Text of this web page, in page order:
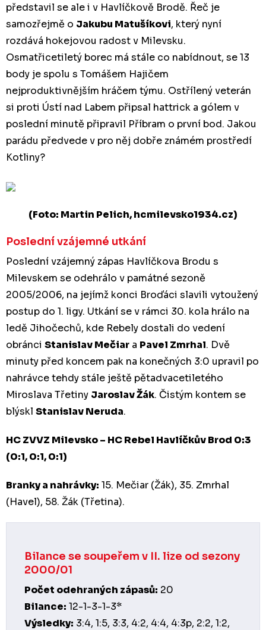
představil se ale i v Havlíčkově Brodě. Řeč je
samozřejmě o Jakubu Matušíkovi, který nyní
rozdává hokejovou radost v Milevsku.
Osmatřicetiletý borec má stále co nabídnout, se 13
body je spolu s Tomášem Hajičem
nejproduktivnějším hráčem týmu. Ostřílený veterán
si proti Ústí nad Labem připsal hattrick a gólem v
poslední minutě připravil Příbram o první bod. Jakou
parádu předvede v pro něj dobře známém prostředí
Kotliny?
(Foto: Martin Pelich, hcmilevsko1934.cz)
Poslední vzájemné utkání
Poslední vzájemný zápas Havlíčkova Brodu s
Milevskem se odehrálo v památné sezoně
2005/2006, na jejímž konci Broďáci slavili vytoužený
postup do 1. ligy. Utkání se v rámci 30. kola hrálo na
ledě Jihočechů, kde Rebely dostali do vedení
obránci Stanislav Mečiar a Pavel Zmrhal. Dvě
minuty před koncem pak na konečných 3:0 upravil po
nahrávce tehdy stále ještě pětadvacetiletého
Miroslava Třetiny Jaroslav Žák. Čistým kontem se
blýskl Stanislav Neruda.
HC ZVVZ Milevsko – HC Rebel Havlíčkův Brod 0:3
(0:1, 0:1, 0:1)
Branky a nahrávky: 15. Mečiar (Žák), 35. Zmrhal
(Havel), 58. Žák (Třetina).
Bilance se soupeřem v II. lize od sezony
2000/01
Počet odehraných zápasů: 20
Bilance: 12-1-3-1-3*
Výsledky: 3:4, 1:5, 3:3, 4:2, 4:4, 4:3p, 2:2, 1:2,